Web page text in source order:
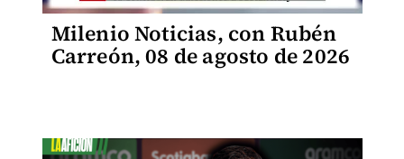
Milenio Noticias, con Rubén
Carreón, 08 de agosto de 2026